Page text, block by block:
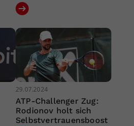
29.07.2024
ATP-Challenger Zug:
Rodionov holt sich
Selbstvertrauensboost